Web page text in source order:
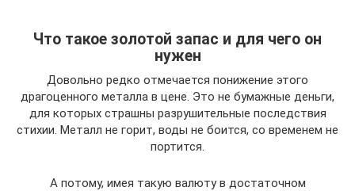
Что такое золотой запас и для чего он
нужен
Довольно редко отмечается понижение этого
драгоценного металла в цене. Это не бумажные деньги,
для которых страшны разрушительные последствия
стихии. Металл не горит, воды не боится, со временем не
портится.
А потому, имея такую валюту в достаточном